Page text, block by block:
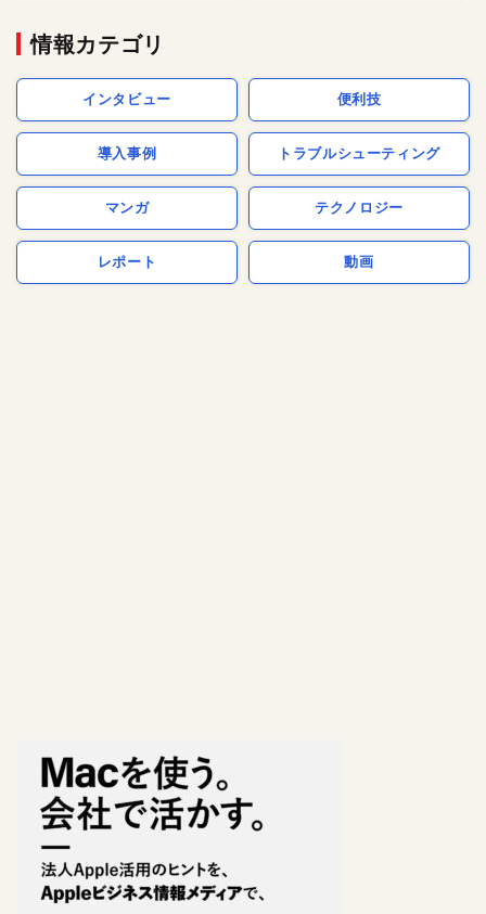
情報カテゴリ
インタビュー 便利技
導入事例 トラブルシューティング
マンガ テクノロジー
レポート 動画